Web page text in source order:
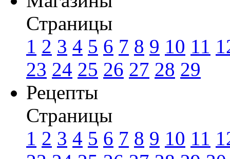
Страницы
1 2 3 4 5 6 7 8 9 10 11
23 24 25 26 27 28 29
Рецепты
Страницы
1 2 3 4 5 6 7 8 9 10 11